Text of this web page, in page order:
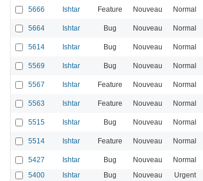
5666 Ishtar Feature Nouveau Normal
5664 Ishtar Bug Nouveau Normal
5614 Ishtar Bug Nouveau Normal
5569 Ishtar Bug Nouveau Normal
5567 Ishtar Feature Nouveau Normal
5563 Ishtar Feature Nouveau Normal
5515 Ishtar Bug Nouveau Normal
5514 Ishtar Feature Nouveau Normal
5427 Ishtar Bug Nouveau Normal
5400 Ishtar Bug Nouveau Urgent